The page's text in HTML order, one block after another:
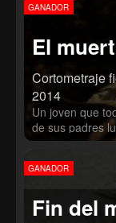
GANADOR
El
Cortometraje
2014
Un joven que
de sus padres
escondiéndose
GANADOR
Fin del